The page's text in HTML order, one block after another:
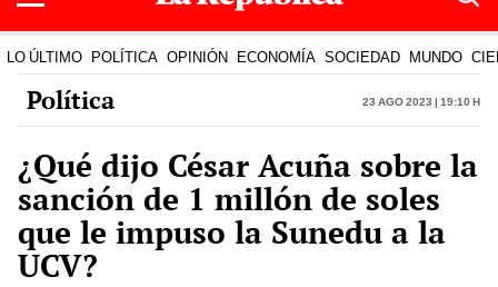
LO ÚLTIMO POLÍTICA OPINIÓN ECONOMÍA SOCIEDAD MUNDO
Política 23 Ago 2023 | 19:10 h
¿Qué dijo César Acuña sobre la
sanción de 1 millón de soles
que le impuso la Sunedu a la
UCV?